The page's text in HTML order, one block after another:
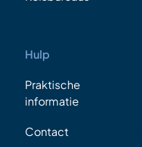
Hulp
Praktische
informatie
Contact